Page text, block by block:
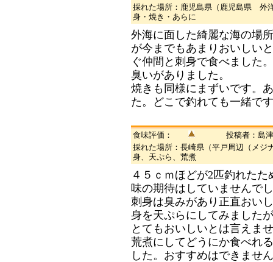
採れた場所：鹿児島県（鹿児島県
身・焼き・あらに
外海に面した綺麗な海の場
が今までもあまりおいしい
ぐ仲間と刺身で食べました
臭いがありました。
焼きも同様にまずいです。
た。どこで釣れても一緒で
食味評価：
投稿者：島津
採れた場所：長崎県（平戸周辺（
身、天ぷら、荒煮
４５ｃｍほどが2匹釣れた
味の期待はしていませんで
刺身は臭みがあり正直おい
身を天ぷらにしてみました
とてもおいしいとは言えま
荒煮にしてどうにか食べれ
した。おすすめはできませ